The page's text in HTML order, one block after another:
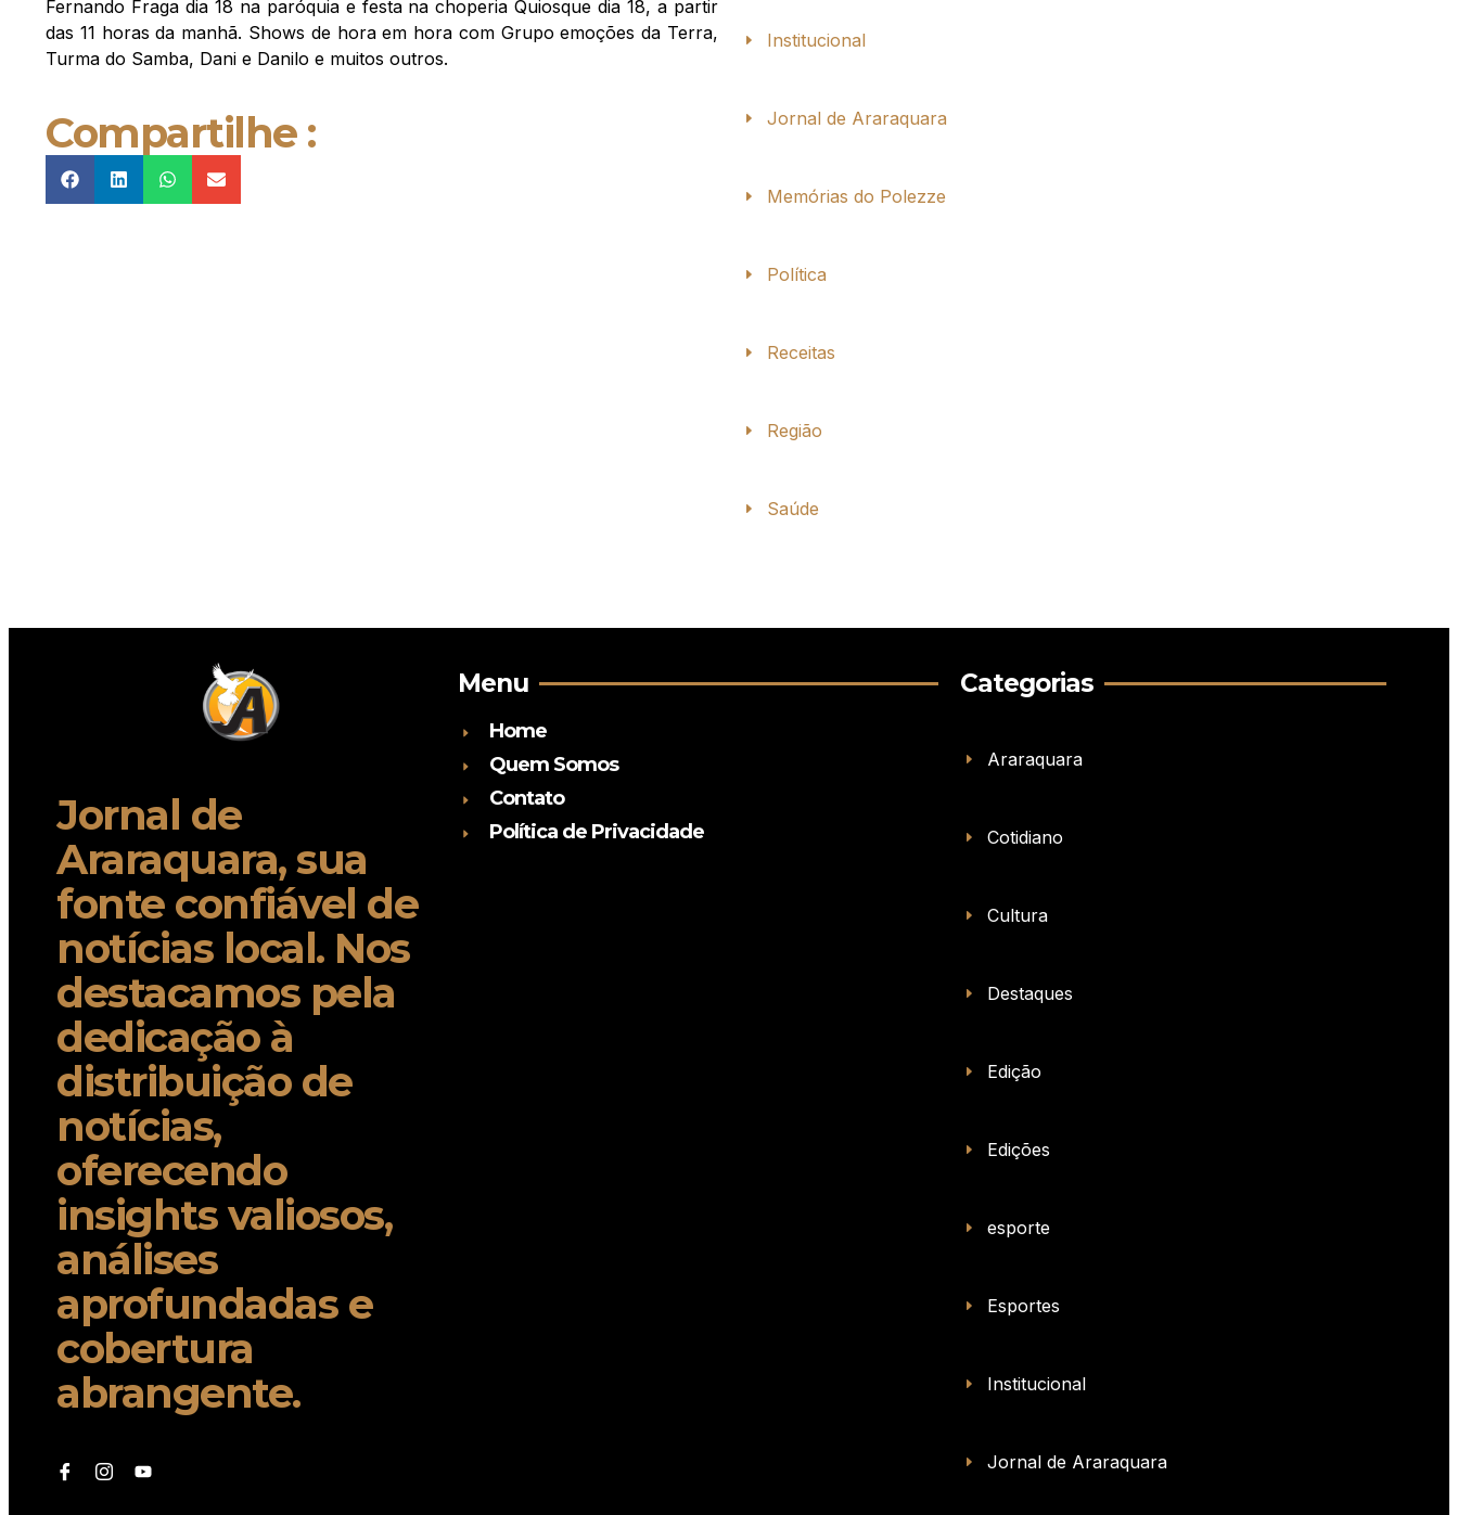
Fernando Fraga dia 18 na paróquia e festa na choperia Quiosque dia 18, a partir
das 11 horas da manhã. Shows de hora em hora com Grupo emoções da Terra,
Turma do Samba, Dani e Danilo e muitos outros.
Compartilhe :
Institucional
Jornal de Araraquara
Memórias do Polezze
Política
Receitas
Região
Saúde
Jornal de
Araraquara, sua
fonte confiável de
notícias local. Nos
destacamos pela
dedicação à
distribuição de
notícias,
oferecendo
insights valiosos,
análises
aprofundadas e
cobertura
abrangente.
Menu
Home
Quem Somos
Contato
Política de Privacidade
Categorias
Araraquara
Cotidiano
Cultura
Destaques
Edição
Edições
esporte
Esportes
Institucional
Jornal de Araraquara